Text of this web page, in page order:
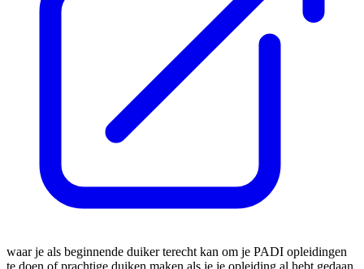
waar je als beginnende duiker terecht kan om je PADI opleidingen
te doen of prachtige duiken maken als je je opleiding al hebt gedaan.